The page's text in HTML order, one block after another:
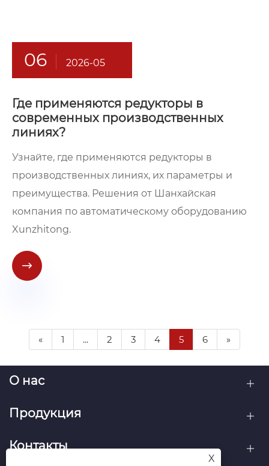
06 2026-05
Где применяются редукторы в
современных производственных
линиях?
Узнайте, где применяются редукторы в
производственных линиях, их параметры и
преимущества. Решения от Шанхайская
компания по автоматическому оборудованию
Xunzhitong.

« 1 ... 2 3 4 5 6 »
О нас
Продукция
Контакты
X